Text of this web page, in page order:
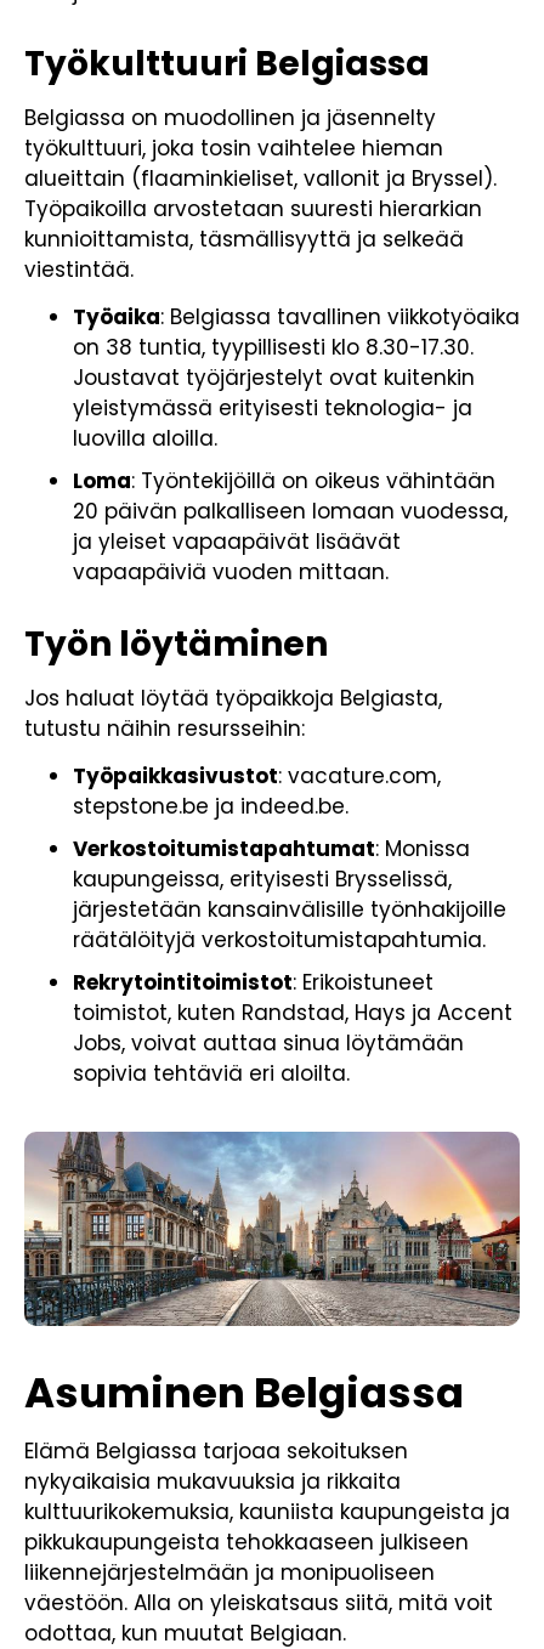
Työkulttuuri Belgiassa
Belgiassa on muodollinen ja jäsennelty
työkulttuuri, joka tosin vaihtelee hieman
alueittain (flaaminkieliset, vallonit ja Bryssel).
Työpaikoilla arvostetaan suuresti hierarkian
kunnioittamista, täsmällisyyttä ja selkeää
viestintää.
Työaika: Belgiassa tavallinen viikkotyöaika
on 38 tuntia, tyypillisesti klo 8.30-17.30.
Joustavat työjärjestelyt ovat kuitenkin
yleistymässä erityisesti teknologia- ja
luovilla aloilla.
Loma: Työntekijöillä on oikeus vähintään
20 päivän palkalliseen lomaan vuodessa,
ja yleiset vapaapäivät lisäävät
vapaapäiviä vuoden mittaan.
Työn löytäminen
Jos haluat löytää työpaikkoja Belgiasta,
tutustu näihin resursseihin:
Työpaikkasivustot: vacature.com,
stepstone.be ja indeed.be.
Verkostoitumistapahtumat: Monissa
kaupungeissa, erityisesti Brysselissä,
järjestetään kansainvälisille työnhakijoille
räätälöityjä verkostoitumistapahtumia.
Rekrytointitoimistot: Erikoistuneet
toimistot, kuten Randstad, Hays ja Accent
Jobs, voivat auttaa sinua löytämään
sopivia tehtäviä eri aloilta.
Asuminen Belgiassa
Elämä Belgiassa tarjoaa sekoituksen
nykyaikaisia mukavuuksia ja rikkaita
kulttuurikokemuksia, kauniista kaupungeista ja
pikkukaupungeista tehokkaaseen julkiseen
liikennejärjestelmään ja monipuoliseen
väestöön. Alla on yleiskatsaus siitä, mitä voit
odottaa, kun muutat Belgiaan.